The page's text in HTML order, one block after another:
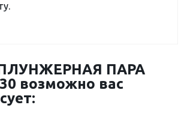
ПАРА
возможно вас